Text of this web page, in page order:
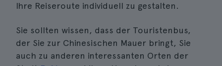
Ihre Reiseroute individuell zu gestalten.
Sie sollten wissen, dass der Touristenbus,
der Sie zur Chinesischen Mauer bringt, Sie
auch zu anderen interessanten Orten der